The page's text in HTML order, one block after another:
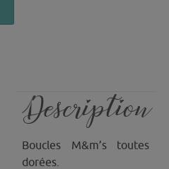
Description
Boucles M&m’s toutes
dorées.